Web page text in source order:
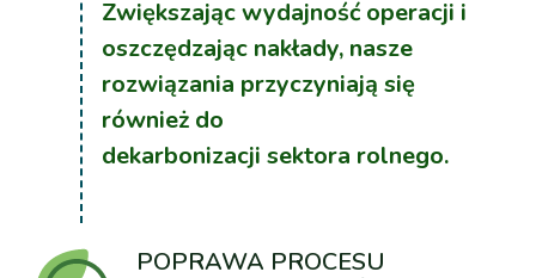
Zwiększając wydajność operacji i
oszczędzając nakłady, nasze
rozwiązania przyczyniają się
również do
dekarbonizacji sektora rolnego.
POPRAWA PROCESU